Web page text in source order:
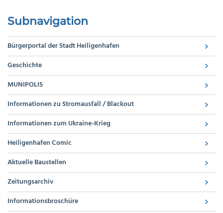
Subnavigation
Bürgerportal der Stadt Heiligenhafen
Geschichte
MUNIPOLIS
Informationen zu Stromausfall / Blackout
Informationen zum Ukraine-Krieg
Heiligenhafen Comic
Aktuelle Baustellen
Zeitungsarchiv
Informationsbroschüre